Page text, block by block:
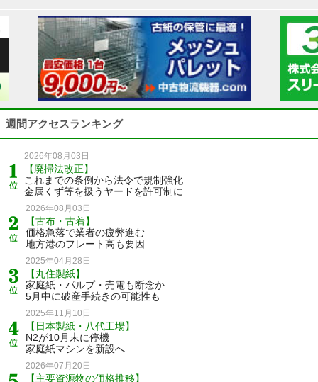
週間アクセスランキング
2026年08月03日
【廃掃法改正】
これまでの条例から法令で規制強化
金属くず等を扱うヤードを許可制に
2026年08月03日
【古布・古着】
価格急落で業者の疲弊進む
地方港のフレート高も要因
2025年04月28日
【丸住製紙】
家庭紙・パルプ・売電も断念か
5月中に破産手続きの可能性も
2025年11月10日
【日本製紙・八代工場】
N2が10月末に停機
家庭紙マシンを新設へ
2026年07月20日
【主要資源物の価格推移】